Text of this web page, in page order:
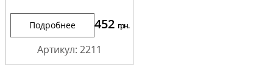
Подробнее 452 грн.
Артикул: 2211